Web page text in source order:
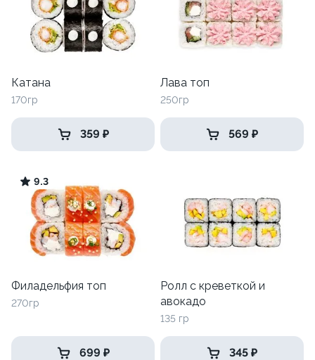
Катана
170гр
359 ₽
Лава топ
250гр
569 ₽
9.3
Филадельфия топ
270гр
699 ₽
Ролл с креветкой и
авокадо
135 гр
345 ₽